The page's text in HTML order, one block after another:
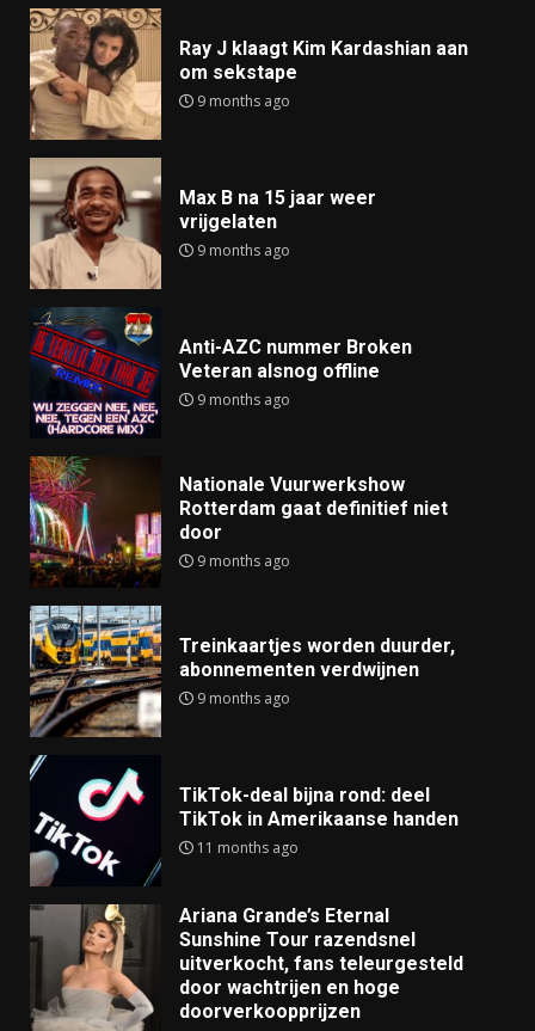
Ray J klaagt Kim Kardashian aan
om sekstape
9 months ago
Max B na 15 jaar weer
vrijgelaten
9 months ago
Anti-AZC nummer Broken
Veteran alsnog offline
9 months ago
Nationale Vuurwerkshow
Rotterdam gaat definitief niet
door
9 months ago
Treinkaartjes worden duurder,
abonnementen verdwijnen
9 months ago
TikTok-deal bijna rond: deel
TikTok in Amerikaanse handen
11 months ago
Ariana Grande’s Eternal
Sunshine Tour razendsnel
uitverkocht, fans teleurgesteld
door wachtrijen en hoge
doorverkoopprijzen